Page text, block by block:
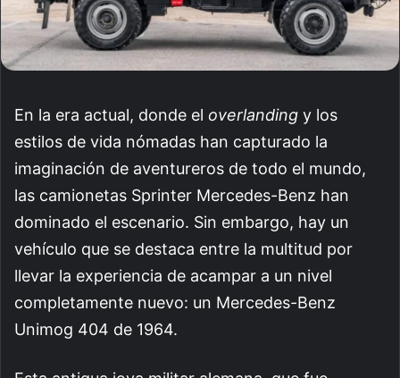
En la era actual, donde el overlanding y los
estilos de vida nómadas han capturado la
imaginación de aventureros de todo el mundo,
las camionetas Sprinter Mercedes-Benz han
dominado el escenario. Sin embargo, hay un
vehículo que se destaca entre la multitud por
llevar la experiencia de acampar a un nivel
completamente nuevo: un Mercedes-Benz
Unimog 404 de 1964.